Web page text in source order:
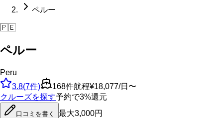
ペルー
🇵🇪
ペルー
Peru
3.8(7件) 168件航程¥18,077/日〜
クルーズを探す予約で3%還元
口コミを書く 最大3,000円